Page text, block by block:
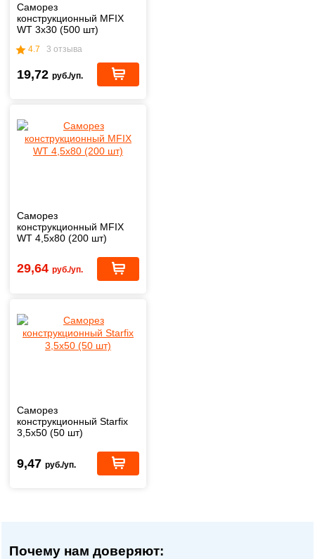
Саморез
конструкционный MFIX
WT 3х30 (500 шт)
4.7 3 отзыва
19,72 руб./уп.
Саморез
конструкционный MFIX
WT 4,5х80 (200 шт)
29,64 руб./уп.
Саморез
конструкционный Starfix
3,5х50 (50 шт)
9,47 руб./уп.
Почему нам доверяют: